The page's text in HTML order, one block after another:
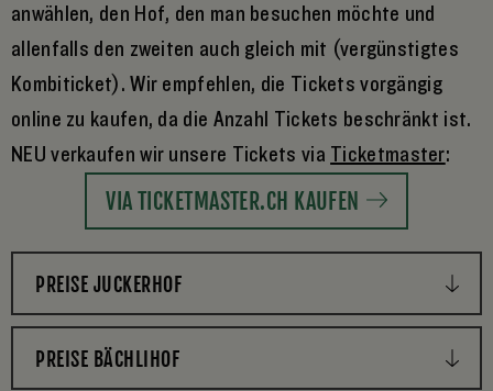
anwählen, den Hof, den man besuchen möchte und
allenfalls den zweiten auch gleich mit (vergünstigtes
Kombiticket). Wir empfehlen, die Tickets vorgängig
online zu kaufen, da die Anzahl Tickets beschränkt ist.
NEU verkaufen wir unsere Tickets via Ticketmaster:
VIA TICKETMASTER.CH KAUFEN
PREISE JUCKERHOF
PREISE BÄCHLIHOF